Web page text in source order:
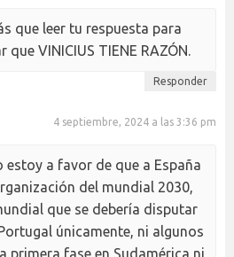
que leer tu respuesta para
que VINICIUS TIENE RAZÓN.
Responder
4 septiembre, 2024 a las 3:36 pm
estoy a favor de que a España
del mundial 2030,
que se debería disputar
únicamente, ni algunos
primera fase en Sudamérica ni